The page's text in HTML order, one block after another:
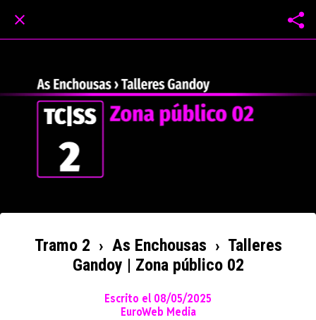
Tramo 2 › As Enchousas › Talleres
Gandoy | Zona público 02
Escrito el 08/05/2025
EuroWeb Media